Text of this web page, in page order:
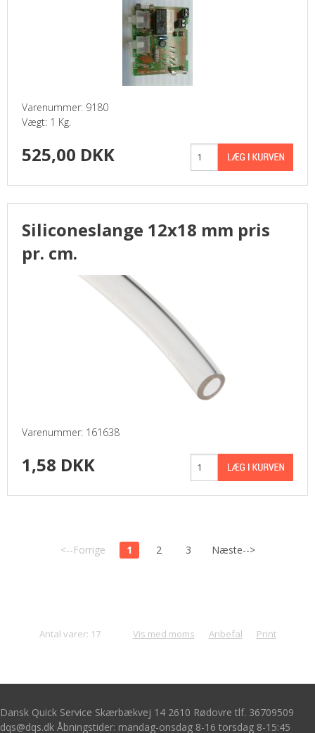
Varenummer: 9180
Vægt: 1 Kg.
525,00 DKK
Siliconeslange 12x18 mm pris
pr. cm.
Varenummer: 161638
1,58 DKK
<--Forrige 1 2 3 Næste-->
Antal varer: 17 Vis med moms Anbefal Print
Dansk Quick Service Skærbækvej 14 2610 Rødovre tlf. 36709509
dqs@dqs.dk Åbningstider: mandag-onsdag 8-16 torsdag 8-15:45